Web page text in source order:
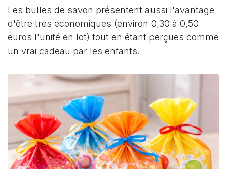
Les bulles de savon présentent aussi l'avantage
d'être très économiques (environ 0,30 à 0,50
euros l'unité en lot) tout en étant perçues comme
un vrai cadeau par les enfants.